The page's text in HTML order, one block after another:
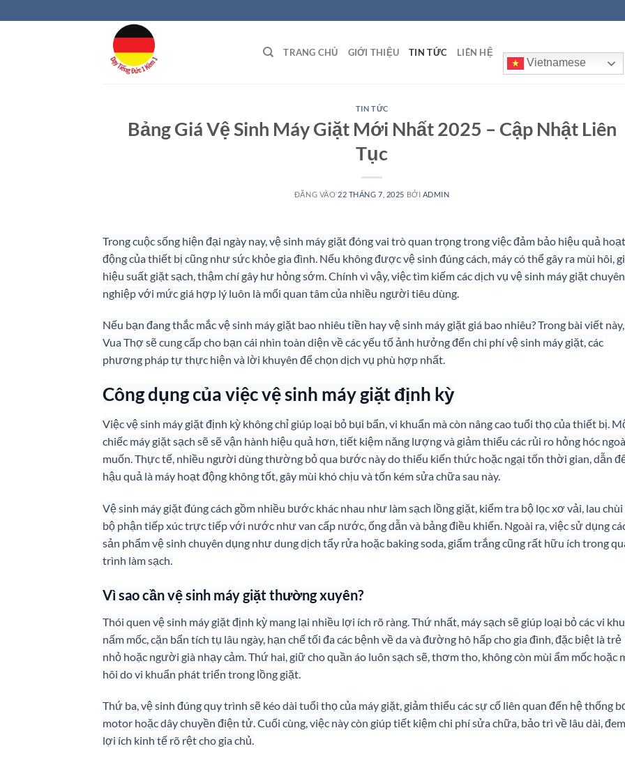
qua
TRANG CHỦ GIỚI THIỆU TIN TỨC LIÊN HỆ
Vietnamese
TIN TỨC
Bảng Giá Vệ Sinh Máy Giặt Mới Nhất 2025 – Cập Nhật Liên
Tục
ĐĂNG VÀO 22 THÁNG 7, 2025 BỞI ADMIN
Trong cuộc sống hiện đại ngày nay, vệ sinh máy giặt đóng vai trò quan trọng trong việc đảm bảo hiệu quả hoạt
động của thiết bị cũng như sức khỏe gia đình. Nếu không được vệ sinh đúng cách, máy có thể gây ra mùi hôi,
hiệu suất giặt sạch, thậm chí gây hư hỏng sớm. Chính vì vậy, việc tìm kiếm các dịch vụ vệ sinh máy giặt chuyên
nghiệp với mức giá hợp lý luôn là mối quan tâm của nhiều người tiêu dùng.
Nếu bạn đang thắc mắc vệ sinh máy giặt bao nhiêu tiền hay vệ sinh máy giặt giá bao nhiêu? Trong bài viết này,
Vua Thợ sẽ cung cấp cho bạn cái nhìn toàn diện về các yếu tố ảnh hưởng đến chi phí vệ sinh máy giặt, các
phương pháp tự thực hiện và lời khuyên để chọn dịch vụ phù hợp nhất.
Công dụng của việc vệ sinh máy giặt định kỳ
Việc vệ sinh máy giặt định kỳ không chỉ giúp loại bỏ bụi bẩn, vi khuẩn mà còn nâng cao tuổi thọ của thiết bị.
chiếc máy giặt sạch sẽ sẽ vận hành hiệu quả hơn, tiết kiệm năng lượng và giảm thiểu các rủi ro hỏng hóc
muốn. Thực tế, nhiều người dùng thường bỏ qua bước này do thiếu kiến thức hoặc ngại tốn thời gian, dẫn
hậu quả là máy hoạt động không tốt, gây mùi khó chịu và tốn kém sửa chữa sau này.
Vệ sinh máy giặt đúng cách gồm nhiều bước khác nhau như làm sạch lồng giặt, kiểm tra bộ lọc xơ vải, lau chùi
bộ phận tiếp xúc trực tiếp với nước như van cấp nước, ống dẫn và bảng điều khiển. Ngoài ra, việc sử dụng
sản phẩm vệ sinh chuyên dụng như dung dịch tẩy rửa hoặc baking soda, giấm trắng cũng rất hữu ích trong
trình làm sạch.
Vì sao cần vệ sinh máy giặt thường xuyên?
Thói quen vệ sinh máy giặt định kỳ mang lại nhiều lợi ích rõ ràng. Thứ nhất, máy sạch sẽ giúp loại bỏ các vi
nấm mốc, cặn bẩn tích tụ lâu ngày, hạn chế tối đa các bệnh về da và đường hô hấp cho gia đình, đặc biệt là trẻ
nhỏ hoặc người già nhạy cảm. Thứ hai, giữ cho quần áo luôn sạch sẽ, thơm tho, không còn mùi ẩm mốc hoặc
hôi do vi khuẩn phát triển trong lồng giặt.
Thứ ba, vệ sinh đúng quy trình sẽ kéo dài tuổi thọ của máy giặt, giảm thiểu các sự cố liên quan đến hệ thống
motor hoặc dây chuyền điện tử. Cuối cùng, việc này còn giúp tiết kiệm chi phí sửa chữa, bảo trì về lâu dài,
lợi ích kinh tế rõ rệt cho gia chủ.